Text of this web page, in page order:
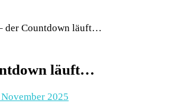
der Countdown läuft…
läuft…
2025